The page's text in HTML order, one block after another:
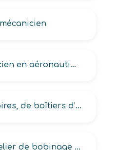
Câbleur électricien en aéronautique, Electromécanicien de câblage en aéronautique
Câbleur d’armoires, de boîtiers d’équipements électriques, Câbleur de matériels électriques-électromécaniques
Technicien d’atelier de bobinage en électricité